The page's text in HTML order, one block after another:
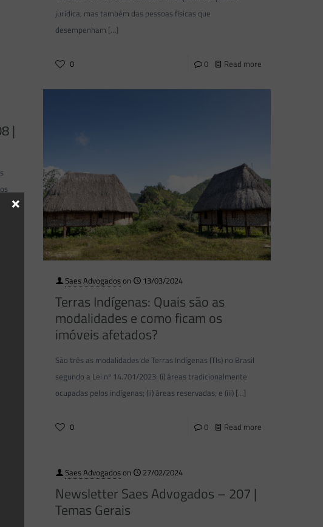
jurídica, mas também das pessoas físicas que
desempenham […]
0 0 Read more
|
Saes Advogadoson 13/03/2024
Terras Indígenas: Quais são as
modalidades e como ficam os
imóveis afetados?
São três as modalidades de Terras Indígenas (TIs) no Brasil
segundo a Lei nº 14.701/2023: (i) áreas tradicionalmente
ocupadas pelos indígenas; (ii) áreas reservadas; e (iii) […]
0 0 Read more
Saes Advogadoson 27/02/2024
Newsletter Saes Advogados – 207 |
Temas Gerais
×